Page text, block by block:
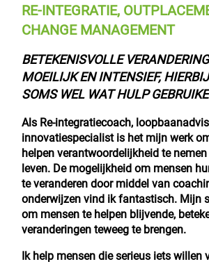
RE-INTEGRATIE,
CHANGE MANAGEMENT
BETEKENISVOLLE
MOEILIJK EN INTENSIEF,
SOMS WEL WAT HULP
Als Re-integratiecoach,
innovatiespecialist is het mijn werk
helpen verantwoordelijkheid te
leven. De mogelijkheid om mensen
te veranderen door middel van
onderwijzen vind ik fantastisch. Mijn
om mensen te helpen blijvende,
veranderingen teweeg te brengen.
Ik help mensen die serieus iets willen